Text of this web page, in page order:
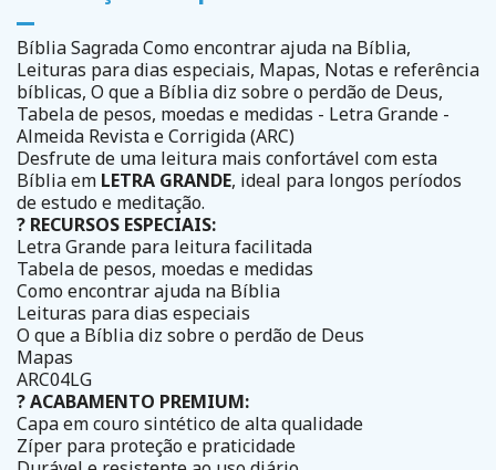
Bíblia Sagrada Como encontrar ajuda na Bíblia,
Leituras para dias especiais, Mapas, Notas e referência
bíblicas, O que a Bíblia diz sobre o perdão de Deus,
Tabela de pesos, moedas e medidas - Letra Grande -
Almeida Revista e Corrigida (ARC)
Desfrute de uma leitura mais confortável com esta
Bíblia em LETRA GRANDE, ideal para longos períodos
de estudo e meditação.
? RECURSOS ESPECIAIS:
Letra Grande para leitura facilitada
Tabela de pesos, moedas e medidas
Como encontrar ajuda na Bíblia
Leituras para dias especiais
O que a Bíblia diz sobre o perdão de Deus
Mapas
ARC04LG
? ACABAMENTO PREMIUM:
Capa em couro sintético de alta qualidade
Zíper para proteção e praticidade